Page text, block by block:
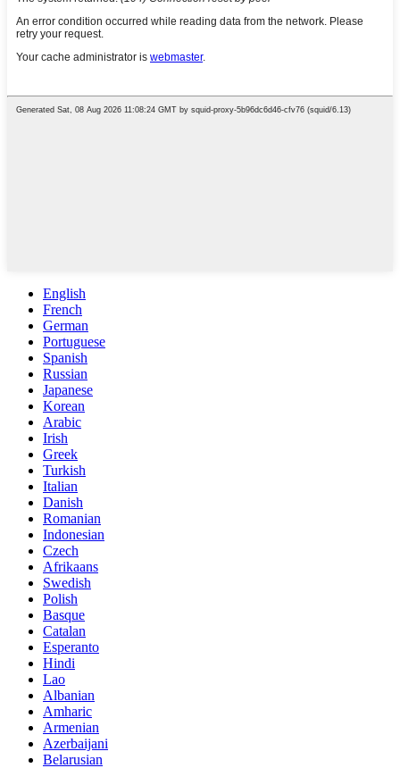
English
French
German
Portuguese
Spanish
Russian
Japanese
Korean
Arabic
Irish
Greek
Turkish
Italian
Danish
Romanian
Indonesian
Czech
Afrikaans
Swedish
Polish
Basque
Catalan
Esperanto
Hindi
Lao
Albanian
Amharic
Armenian
Azerbaijani
Belarusian